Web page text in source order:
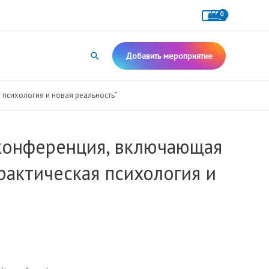
Поиск Добавить мероприятие
и новая реальность”
включающая
психология и